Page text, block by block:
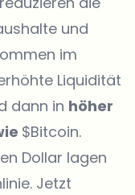
und
im
Liquidität
dann in höher
$Bitcoin.
Dollar lagen
Jetzt